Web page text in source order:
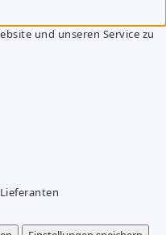
und unseren Service zu